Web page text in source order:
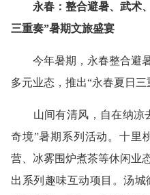
永春：整合避暑、武术
三重奏”暑期文旅盛宴
今年暑期，永春整合避暑
多元业态，推出“永春夏日三
山间有清风，自在纳凉
奇境”暑期系列活动。十里
营、冰雾围炉煮茶等休闲业
出系列趣味互动项目。汤城